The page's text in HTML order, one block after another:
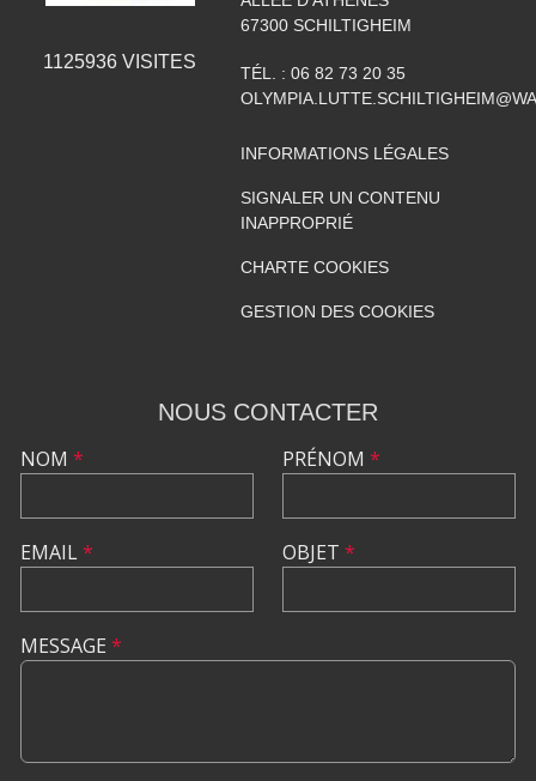
1125936 VISITES
67300 SCHILTIGHEIM
TÉL. : 06 82 73 20 35
INFORMATIONS LÉGALES
SIGNALER UN CONTENU
INAPPROPRIÉ
CHARTE COOKIES
GESTION DES COOKIES
NOUS CONTACTER
NOM *
EMAIL*
PRÉNOM *
OBJET *
MESSAGE *